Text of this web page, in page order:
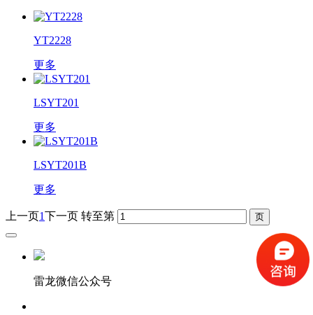
YT2228
更多
LSYT201
更多
LSYT201B
更多
上一页1下一页 转至第
雷龙微信公众号